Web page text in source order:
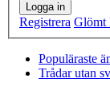
Logga in
Registrera Glömt
Populäraste
Trådar utan